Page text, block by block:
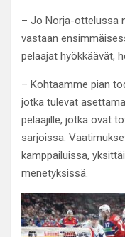
– Jo Norja-ottelussa
vastaan
pelaajat hyökkäävät,
– Kohtaamme pian
jotka tulevat
pelaajille, jotka ovat
sarjoissa.
kamppailuissa,
menetyksissä.